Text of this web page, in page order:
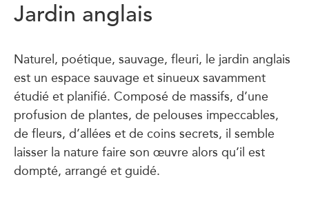
Jardin anglais
Naturel, poétique, sauvage, fleuri, le jardin anglais
est un espace sauvage et sinueux savamment
étudié et planifié. Composé de massifs, d’une
profusion de plantes, de pelouses impeccables,
de fleurs, d’allées et de coins secrets, il semble
laisser la nature faire son œuvre alors qu’il est
dompté, arrangé et guidé.